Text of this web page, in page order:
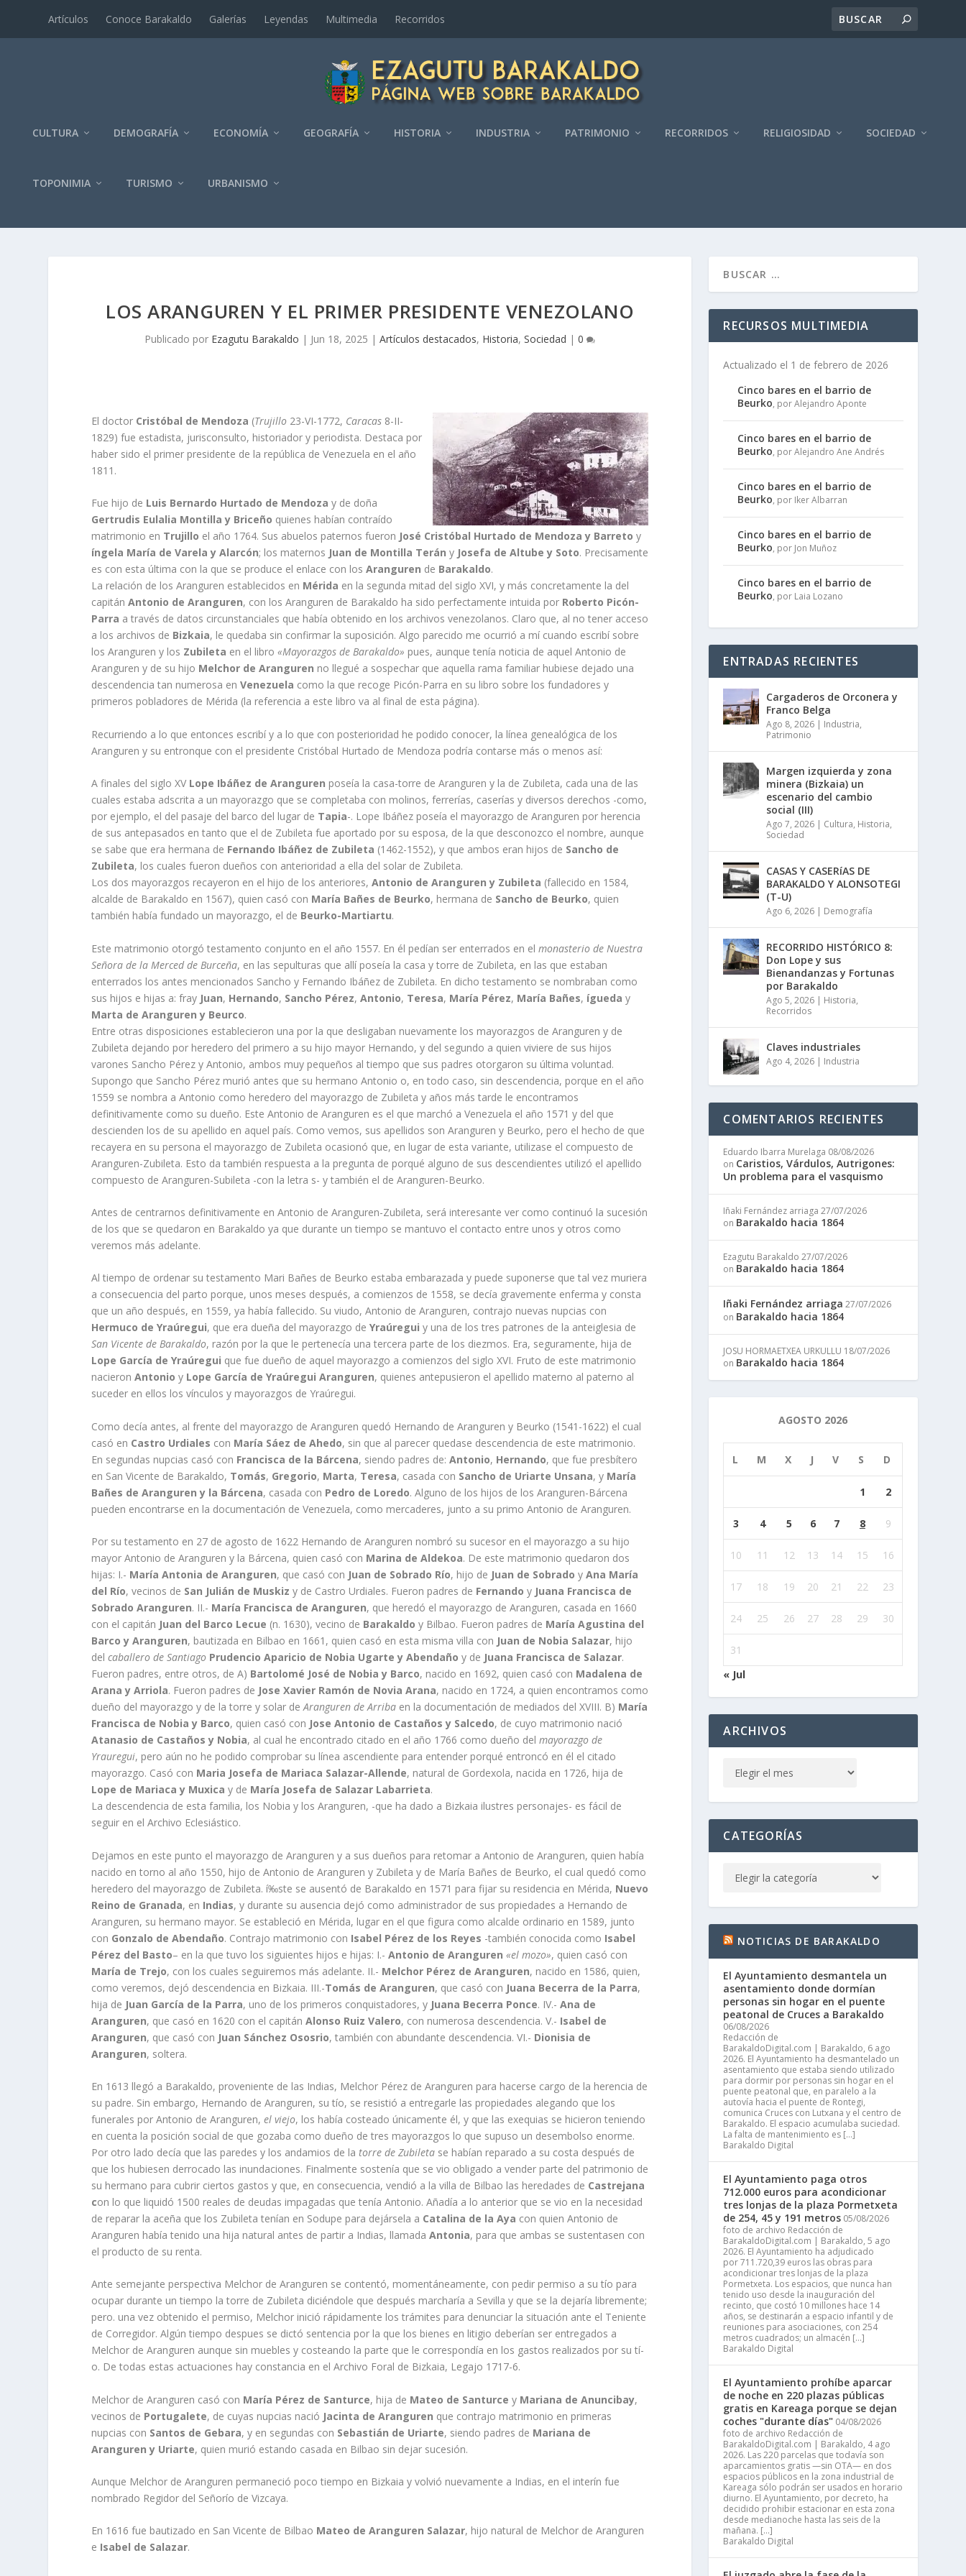
Artí­culos Conoce Barakaldo Galerí­as Leyendas Multimedia Recorridos
CULTURA DEMOGRAFÍA ECONOMÍA GEOGRAFÍ­A HISTORIA INDUSTRIA PATRIMONIO RECORRIDOS RELIGIOSIDAD SOCIEDAD
TOPONIMIA TURISMO URBANISMO
LOS ARANGUREN Y EL PRIMER PRESIDENTE VENEZOLANO
Publicado por Ezagutu Barakaldo | Jun 18, 2025 |Artículos destacados, Historia,Sociedad |0
El doctor Cristóbal de Mendoza (Trujillo 23-VI-1772, Caracas 8-II-
1829) fue estadista, jurisconsulto, historiador y periodista. Destaca por
haber sido el primer presidente de la república de Venezuela en el año
1811.
Fue hijo de Luis Bernardo Hurtado de Mendoza y de doña
Gertrudis Eulalia Montilla y Briceño quienes habí­an contraí­do
matrimonio en Trujillo el año 1764. Sus abuelos paternos fueron José Cristóbal Hurtado de Mendoza y Barreto y
íngela Marí­a de Varela y Alarcón; los maternos Juan de Montilla Terán y Josefa de Altube y Soto. Precisamente
es con esta última con la que se produce el enlace con losAranguren de Barakaldo.
La relación de los Aranguren establecidos en Mérida en la segunda mitad del siglo XVI, y más concretamente la del
capitánAntonio de Aranguren, con los Aranguren de Barakaldo ha sido perfectamente intuida por Roberto Picón-
Parra a través de datos circunstanciales que habí­a obtenido en los archivos venezolanos. Claro que, al no tener acceso
a los archivos de Bizkaia, le quedaba sin confirmar la suposición. Algo parecido me ocurrió a mí­ cuando escribí­ sobre
los Aranguren y los Zubileta en el libro«Mayorazgos de Barakaldo» pues, aunque tení­a noticia de aquel Antonio de
Aranguren y de su hijo Melchor de Aranguren no llegué a sospechar que aquella rama familiar hubiese dejado una
descendencia tan numerosa enVenezuela como la que recoge Picón-Parra en su libro sobre los fundadores y
primeros pobladores de Mérida (la referencia a este libro va al final de esta página).
Recurriendo a lo que entonces escribí­ y a lo que con posterioridad he podido conocer, la lí­nea genealógica de los
Aranguren y su entronque con el presidente Cristóbal Hurtado de Mendoza podrí­a contarse más o menos así­:
A finales del siglo XV Lope Ibáñez de Aranguren poseí­a la casa-torre de Aranguren y la de Zubileta, cada una de las
cuales estaba adscrita a un mayorazgo que se completaba con molinos, ferrerí­as, caserí­as y diversos derechos -como,
por ejemplo, el del pasaje del barco del lugar de Tapia-. Lope Ibáñez poseí­a el mayorazgo de Aranguren por herencia
de sus antepasados en tanto que el de Zubileta fue aportado por su esposa, de la que desconozco el nombre, aunque
se sabe que era hermana de Fernando Ibáñez de Zubileta (1462-1552), y que ambos eran hijos de Sancho de
Zubileta, los cuales fueron dueños con anterioridad a ella del solar de Zubileta.
Los dos mayorazgos recayeron en el hijo de los anteriores,Antonio de Aranguren y Zubileta (fallecido en 1584,
alcalde de Barakaldo en 1567), quien casó con Marí­a Bañes de Beurko, hermana de Sancho de Beurko, quien
también habí­a fundado un mayorazgo, el de Beurko-Martiartu.
Este matrimonio otorgó testamento conjunto en el año 1557. En él pedí­an ser enterrados en elmonasterio de Nuestra
Señora de la Merced de Burceña, en las sepulturas que allí­ poseí­a la casa y torre de Zubileta, en las que estaban
enterrados los antes mencionados Sancho y Fernando Ibáñez de Zubileta. En dicho testamento se nombraban como
sus hijos e hijas a: fray Juan, Hernando, Sancho Pérez,Antonio, Teresa, Marí­a Pérez, Marí­a Bañes, ígueda y
Marta de Aranguren y Beurco.
Entre otras disposiciones establecieron una por la que desligaban nuevamente los mayorazgos de Aranguren y de
Zubileta dejando por heredero del primero a su hijo mayor Hernando, y del segundo a quien viviere de sus hijos
varones Sancho Pérez y Antonio, ambos muy pequeños al tiempo que sus padres otorgaron su última voluntad.
Supongo que Sancho Pérez murió antes que su hermano Antonio o, en todo caso, sin descendencia, porque en el año
1559 se nombra a Antonio como heredero del mayorazgo de Zubileta y años más tarde le encontramos
definitivamente como su dueño. Este Antonio de Aranguren es el que marchó a Venezuela el año 1571 y del que
descienden los de su apellido en aquel paí­s. Como vemos, sus apellidos son Aranguren y Beurko, pero el hecho de que
recayera en su persona el mayorazgo de Zubileta ocasionó que, en lugar de esta variante, utilizase el compuesto de
Aranguren-Zubileta. Esto da también respuesta a la pregunta de porqué alguno de sus descendientes utilizó el apellido
compuesto de Aranguren-Subileta -con la letra s- y también el de Aranguren-Beurko.
Antes de centrarnos definitivamente en Antonio de Aranguren-Zubileta, será interesante ver como continuó la sucesión
de los que se quedaron en Barakaldo ya que durante un tiempo se mantuvo el contacto entre unos y otros como
veremos más adelante.
Al tiempo de ordenar su testamento Mari Bañes de Beurko estaba embarazada y puede suponerse que tal vez muriera
a consecuencia del parto porque, unos meses después, a comienzos de 1558, se decí­a gravemente enferma y consta
que un año después, en 1559, ya habí­a fallecido. Su viudo, Antonio de Aranguren, contrajo nuevas nupcias con
Hermuco de Yraúregui, que era dueña del mayorazgo deYraúregui y una de los tres patrones de la anteiglesia de
San Vicente de Barakaldo, razón por la que le pertenecí­a una tercera parte de los diezmos. Era, seguramente, hija de
Lope Garcí­a de Yraúregui que fue dueño de aquel mayorazgo a comienzos del siglo XVI. Fruto de este matrimonio
nacieronAntonioy Lope Garcí­a de Yraúregui Aranguren, quienes antepusieron el apellido materno al paterno al
suceder en ellos los ví­nculos y mayorazgos de Yraúregui.
Como decí­a antes, al frente del mayorazgo de Aranguren quedó Hernando de Aranguren y Beurko (1541-1622) el cual
casó en Castro Urdiales con Marí­a Sáez de Ahedo, sin que al parecer quedase descendencia de este matrimonio.
En segundas nupcias casó con Francisca de la Bárcena, siendo padres de:Antonio, Hernando, que fue presbí­tero
en San Vicente de Barakaldo, Tomás, Gregorio, Marta, Teresa, casada con Sancho de Uriarte Unsana, y Marí­a
Bañes de Aranguren y la Bárcena, casada con Pedro de Loredo. Alguno de los hijos de los Aranguren-Bárcena
pueden encontrarse en la documentación de Venezuela, como mercaderes, junto a su primo Antonio de Aranguren.
Por su testamento en 27 de agosto de 1622 Hernando de Aranguren nombró su sucesor en el mayorazgo a su hijo
mayor Antonio de Aranguren y la Bárcena, quien casó con Marina de Aldekoa. De este matrimonio quedaron dos
hijas: I.- Marí­a Antonia de Aranguren, que casó con Juan de Sobrado Rí­o, hijo de Juan de SobradoyAna Marí­a
del Rí­o, vecinos de San Julián de Muskizy de Castro Urdiales. Fueron padres de Fernandoy Juana Francisca de
Sobrado Aranguren. II.- Marí­a Francisca de Aranguren, que heredó el mayorazgo de Aranguren, casada en 1660
con el capitán Juan del Barco Lecue (n. 1630), vecino de Barakaldo y Bilbao. Fueron padres de Marí­a Agustina del
Barco y Aranguren, bautizada en Bilbao en 1661, quien casó en esta misma villa con Juan de Nobia Salazar, hijo
delcaballero de Santiago Prudencio Aparicio de Nobia Ugarte y Abendaño y de Juana Francisca de Salazar.
Fueron padres, entre otros, de A) Bartolomé José de Nobia y Barco, nacido en 1692, quien casó con Madalena de
Arana y Arriola. Fueron padres de Jose Xavier Ramón de Novia Arana, nacido en 1724, a quien encontramos como
dueño del mayorazgo y de la torre y solar deAranguren de Arriba en la documentación de mediados del XVIII. B) Marí­a
Francisca de Nobia y Barco, quien casó con Jose Antonio de Castaños y Salcedo, de cuyo matrimonio nació
Atanasio de Castaños y Nobia, al cual he encontrado citado en el año 1766 como dueño delmayorazgo de
Yrauregui, pero aún no he podido comprobar su lí­nea ascendiente para entender porqué entroncó en él el citado
mayorazgo. Casó con Maria Josefa de Mariaca Salazar-Allende, natural de Gordexola, nacida en 1726, hija de
Lope de Mariaca y Muxica y de Marí­a Josefa de Salazar Labarrieta.
La descendencia de esta familia, los Nobia y los Aranguren, -que ha dado a Bizkaia ilustres personajes- es fácil de
seguir en el Archivo Eclesiástico.
Dejamos en este punto el mayorazgo de Aranguren y a sus dueños para retomar a Antonio de Aranguren, quien habí­a
nacido en torno al año 1550, hijo de Antonio de Aranguren y Zubileta y de Marí­a Bañes de Beurko, el cual quedó como
heredero del mayorazgo de Zubileta. í‰ste se ausentó de Barakaldo en 1571 para fijar su residencia en Mérida, Nuevo
Reino de Granada, en Indias, y durante su ausencia dejó como administrador de sus propiedades a Hernando de
Aranguren, su hermano mayor. Se estableció en Mérida, lugar en el que figura como alcalde ordinario en 1589, junto
con Gonzalo de Abendaño. Contrajo matrimonio con Isabel Pérez de los Reyes -también conocida como Isabel
Pérez del Basto– en la que tuvo los siguientes hijos e hijas: I.-Antonio de Aranguren «el mozo», quien casó con
Marí­a de Trejo, con los cuales seguiremos más adelante. II.- Melchor Pérez de Aranguren, nacido en 1586, quien,
como veremos, dejó descendencia en Bizkaia. III.-Tomás de Aranguren, que casó con Juana Becerra de la Parra,
hija de Juan Garcí­a de la Parra, uno de los primeros conquistadores, y Juana Becerra Ponce. IV.- Ana de
Aranguren, que casó en 1620 con el capitán Alonso Ruiz Valero, con numerosa descendencia. V.- Isabel de
Aranguren, que casó con Juan Sánchez Ososrio, también con abundante descendencia. VI.- Dionisia de
Aranguren, soltera.
En 1613 llegó a Barakaldo, proveniente de las Indias, Melchor Pérez de Aranguren para hacerse cargo de la herencia de
su padre. Sin embargo, Hernando de Aranguren, su tí­o, se resistió a entregarle las propiedades alegando que los
funerales por Antonio de Aranguren,el viejo, los habí­a costeado únicamente él, y que las exequias se hicieron teniendo
en cuenta la posición social de que gozaba como dueño de tres mayorazgos lo que supuso un desembolso enorme.
Por otro lado decí­a que las paredes y los andamios de latorre de Zubileta se habí­an reparado a su costa después de
que los hubiesen derrocado las inundaciones. Finalmente sostení­a que se vio obligado a vender parte del patrimonio de
su hermano para cubrir ciertos gastos y que, en consecuencia, vendió a la villa de Bilbao las heredades de Castrejana
con lo que liquidó 1500 reales de deudas impagadas que tení­a Antonio. Añadí­a a lo anterior que se vio en la necesidad
de reparar la aceña que los Zubileta tení­an en Sodupe para dejársela a Catalina de la Aya con quien Antonio de
Aranguren habí­a tenido una hija natural antes de partir a Indias, llamadaAntonia, para que ambas se sustentasen con
el producto de su renta.
Ante semejante perspectiva Melchor de Aranguren se contentó, momentáneamente, con pedir permiso a su tí­o para
ocupar durante un tiempo la torre de Zubileta diciéndole que después marcharí­a a Sevilla y que se la dejarí­a libremente;
pero. una vez obtenido el permiso, Melchor inició rápidamente los trámites para denunciar la situación ante el Teniente
de Corregidor. Algún tiempo despues se dictó sentencia por la que los bienes en litigio deberí­an ser entregados a
Melchor de Aranguren aunque sin muebles y costeando la parte que le correspondí­a en los gastos realizados por su tí­
o. De todas estas actuaciones hay constancia en el Archivo Foral de Bizkaia, Legajo 1717-6.
Melchor de Aranguren casó con Marí­a Pérez de Santurce, hija de Mateo de Santurcey Mariana de Anuncibay,
vecinos de Portugalete, de cuyas nupcias nació Jacinta de Aranguren que contrajo matrimonio en primeras
nupcias con Santos de Gebara, y en segundas con Sebastián de Uriarte, siendo padres de Mariana de
Aranguren y Uriarte, quien murió estando casada en Bilbao sin dejar sucesión.
Aunque Melchor de Aranguren permaneció poco tiempo en Bizkaia y volvió nuevamente a Indias, en el interí­n fue
nombrado Regidor del Señorí­o de Vizcaya.
En 1616 fue bautizado en San Vicente de Bilbao Mateo de Aranguren Salazar, hijo natural de Melchor de Aranguren
e Isabel de Salazar.
RECURSOS MULTIMEDIA
Actualizado el 1 de febrero de 2026
Cinco bares en el barrio de
Beurko, por Alejandro Aponte
Cinco bares en el barrio de
Beurko, por Alejandro Ane Andrés
Cinco bares en el barrio de
Beurko, por Iker Albarran
Cinco bares en el barrio de
Beurko, por Jon Muñoz
Cinco bares en el barrio de
Beurko, por Laia Lozano
ENTRADAS RECIENTES
Cargaderos de Orconera y
Franco Belga
Ago 8, 2026 | Industria,
Patrimonio
Margen izquierda y zona
minera (Bizkaia) un
escenario del cambio
social (III)
Ago 7, 2026 | Cultura, Historia,
Sociedad
CASAS Y CASERíAS DE
BARAKALDO Y ALONSOTEGI
(T-U)
Ago 6, 2026 | Demografía
RECORRIDO HISTÓRICO 8:
Don Lope y sus
Bienandanzas y Fortunas
por Barakaldo
Ago 5, 2026 | Historia,
Recorridos
Claves industriales
Ago 4, 2026 | Industria
COMENTARIOS RECIENTES
Eduardo Ibarra Murelaga 08/08/2026
on Caristios, Várdulos, Autrigones:
Un problema para el vasquismo
Iñaki Fernández arriaga 27/07/2026
on Barakaldo hacia 1864
Ezagutu Barakaldo 27/07/2026
on Barakaldo hacia 1864
Iñaki Fernández arriaga 27/07/2026
on Barakaldo hacia 1864
JOSU HORMAETXEA URKULLU 18/07/2026
on Barakaldo hacia 1864
AGOSTO 2026
L M X J V S D
1 2
3 4 5 6 7 8 9
10 11 12 13 14 15 16
17 18 19 20 21 22 23
24 25 26 27 28 29 30
31
« Jul
ARCHIVOS
CATEGORÍAS
NOTICIAS DE BARAKALDO
El Ayuntamiento desmantela un
asentamiento donde dormían
personas sin hogar en el puente
peatonal de Cruces a Barakaldo
06/08/2026
Redacción de
BarakaldoDigital.com | Barakaldo, 6 ago
2026. El Ayuntamiento ha desmantelado un
asentamiento que estaba siendo utilizado
para dormir por personas sin hogar en el
puente peatonal que, en paralelo a la
autovía hacia el puente de Rontegi,
comunica Cruces con Lutxana y el centro de
Barakaldo. El espacio acumulaba suciedad.
La falta de mantenimiento es […]
Barakaldo Digital
El Ayuntamiento paga otros
712.000 euros para acondicionar
tres lonjas de la plaza Pormetxeta
de 254, 45 y 191 metros 05/08/2026
foto de archivo Redacción de
BarakaldoDigital.com | Barakaldo, 5 ago
2026. El Ayuntamiento ha adjudicado
por 711.720,39 euros las obras para
acondicionar tres lonjas de la plaza
Pormetxeta. Los espacios, que nunca han
tenido uso desde la inauguración del
recinto, que costó 10 millones hace 14
años, se destinarán a espacio infantil y de
reuniones para asociaciones, con 254
metros cuadrados; un almacén […]
Barakaldo Digital
El Ayuntamiento prohíbe aparcar
de noche en 220 plazas públicas
gratis en Kareaga porque se dejan
coches "durante días" 04/08/2026
foto de archivo Redacción de
BarakaldoDigital.com | Barakaldo, 4 ago
2026. Las 220 parcelas que todavía son
aparcamientos gratis —sin OTA— en dos
espacios públicos en la zona industrial de
Kareaga sólo podrán ser usados en horario
diurno. El Ayuntamiento, por decreto, ha
decidido prohibir estacionar en esta zona
desde medianoche hasta las seis de la
mañana. […]
Barakaldo Digital